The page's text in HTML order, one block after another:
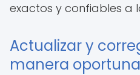
exactos y confiables a
Actualizar y
manera oportuna